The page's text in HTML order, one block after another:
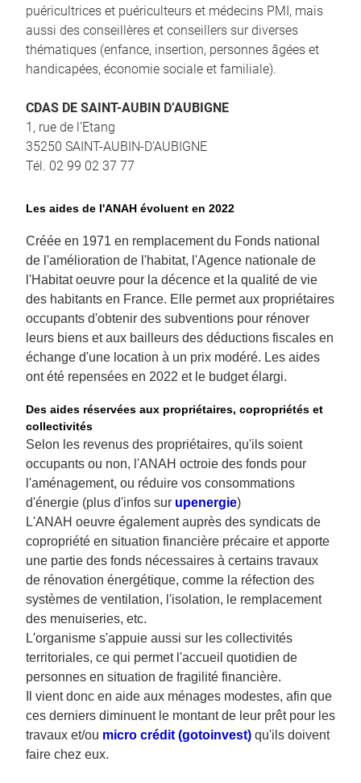
puéricultrices et puériculteurs et médecins PMI, mais
aussi des conseillères et conseillers sur diverses
thématiques (enfance, insertion, personnes âgées et
handicapées, économie sociale et familiale).
CDAS DE SAINT-AUBIN D’AUBIGNE
1, rue de l’Etang
35250 SAINT-AUBIN-D’AUBIGNE
Tél. 02 99 02 37 77
Les aides de l'ANAH évoluent en 2022
Créée en 1971 en remplacement du Fonds national
de l'amélioration de l'habitat, l'Agence nationale de
l'Habitat oeuvre pour la décence et la qualité de vie
des habitants en France. Elle permet aux propriétaires
occupants d'obtenir des subventions pour rénover
leurs biens et aux bailleurs des déductions fiscales en
échange d'une location à un prix modéré. Les aides
ont été repensées en 2022 et le budget élargi.
Des aides réservées aux propriétaires, copropriétés et
collectivités
Selon les revenus des propriétaires, qu'ils soient
occupants ou non, l'ANAH octroie des fonds pour
l'aménagement, ou réduire vos consommations
d'énergie (plus d'infos sur upenergie)
L'ANAH oeuvre également auprès des syndicats de
copropriété en situation financière précaire et apporte
une partie des fonds nécessaires à certains travaux
de rénovation énergétique, comme la réfection des
systèmes de ventilation, l'isolation, le remplacement
des menuiseries, etc.
L'organisme s'appuie aussi sur les collectivités
territoriales, ce qui permet l'accueil quotidien de
personnes en situation de fragilité financière.
Il vient donc en aide aux ménages modestes, afin que
ces derniers diminuent le montant de leur prêt pour les
travaux et/ou micro crédit (gotoinvest) qu'ils doivent
faire chez eux.